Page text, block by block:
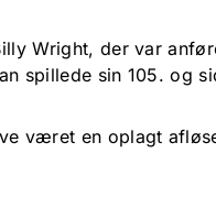
Wright, der var
spillede sin 105. og
været en oplagt